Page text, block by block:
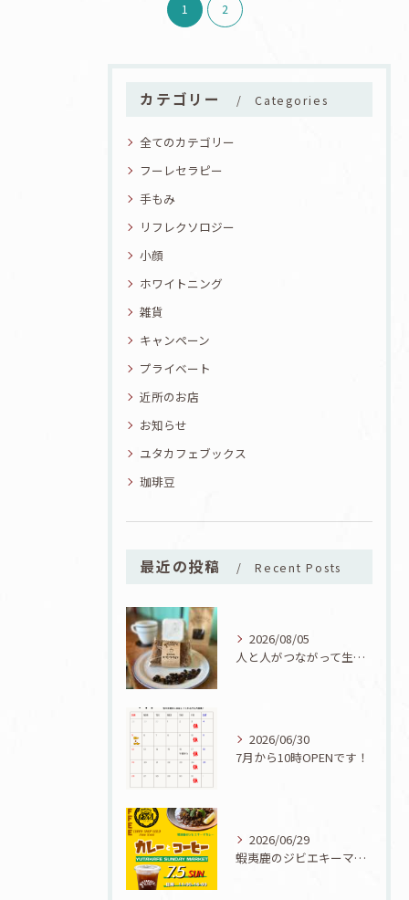
1 2
カテゴリー Categories
全てのカテゴリー
フーレセラピー
手もみ
リフレクソロジー
小顔
ホワイトニング
雑貨
キャンペーン
プライベート
近所のお店
お知らせ
ユタカフェブックス
珈琲豆
最近の投稿 Recent Posts
2026/08/05
人と人がつながって生まれた一品！ユタカフェオリジナルコーヒーシフォン誕生！
2026/06/30
7月から10時OPENです！
2026/06/29
蝦夷鹿のジビエキーマカレーが食べられる7/5『カレーとコーヒーと七夕』開催！